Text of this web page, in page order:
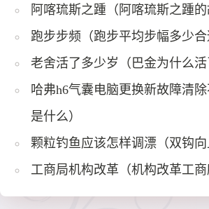
阿喀琉斯之踵（阿喀琉斯之踵的
跑步步频（跑步平均步幅多少合
老舍活了多少岁（巴金为什么活
哈弗h6气囊电脑更换新故障清
是什么）
颗粒钓鱼应该怎样调漂（双钩向
工商局机构改革（机构改革工商